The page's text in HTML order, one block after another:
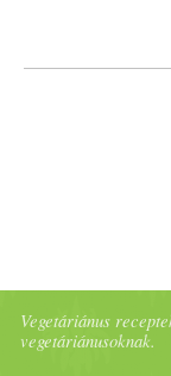
Vegetáriánus
vegetáriánusoknak.